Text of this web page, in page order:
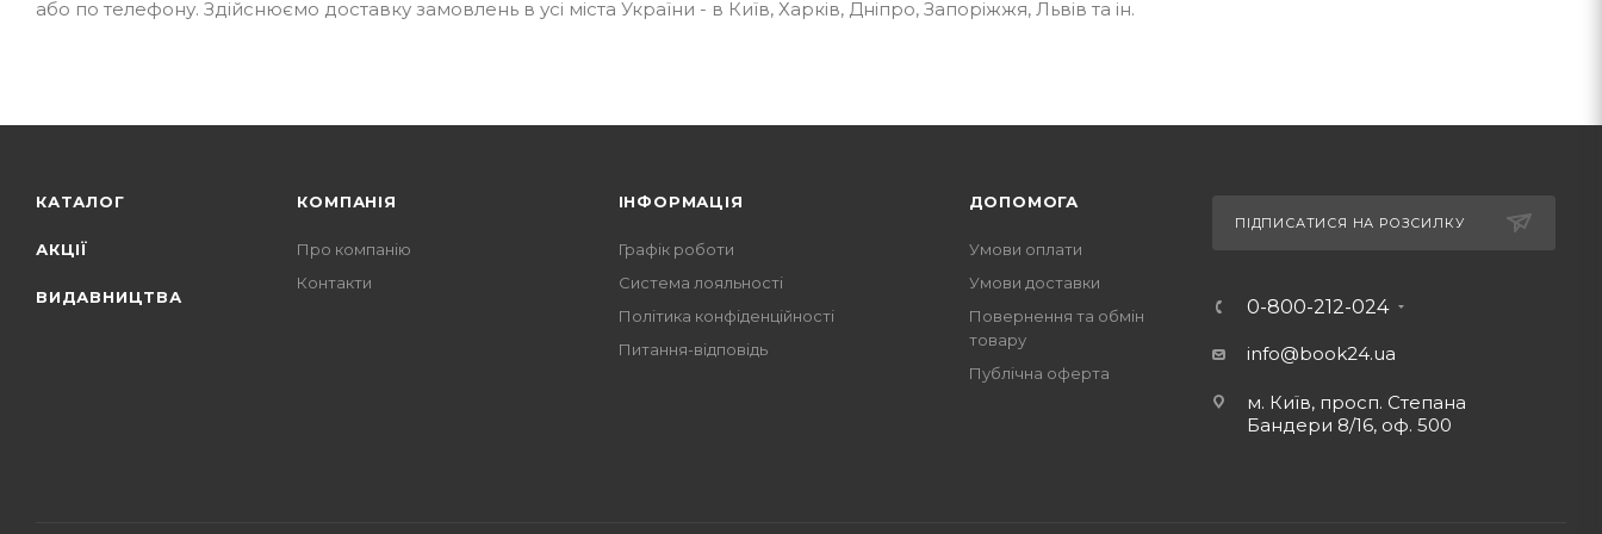
або по телефону. Здійснюємо доставку замовлень в усі міста України - в Київ, Харків, Дніпро, Запоріжжя, Львів та ін.
КАТАЛОГ
АКЦІЇ
ВИДАВНИЦТВА
КОМПАНІЯ
Про компанію
Контакти
ІНФОРМАЦІЯ
Графік роботи
Система лояльності
Політика конфіденційності
Питання-відповідь
ДОПОМОГА
Умови оплати
Умови доставки
Повернення та обмін
товару
Публічна оферта
ПІДПИСАТИСЯ НА РОЗСИЛКУ
0-800-212-024
info@book24.ua
м. Київ, просп. Степана
Бандери 8/16, оф. 500